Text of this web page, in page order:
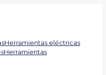
Herramientas eléctricas
Herramientas